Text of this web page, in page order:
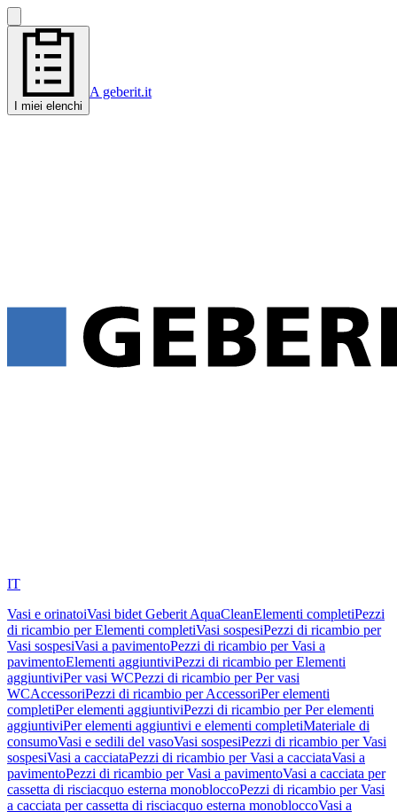
I miei elenchi
A geberit.it
IT
Vasi e orinatoiVasi bidet Geberit AquaCleanElementi completiPezzi
di ricambio per Elementi completiVasi sospesiPezzi di ricambio per
Vasi sospesiVasi a pavimentoPezzi di ricambio per Vasi a
pavimentoElementi aggiuntiviPezzi di ricambio per Elementi
aggiuntiviPer vasi WCPezzi di ricambio per Per vasi
WCAccessoriPezzi di ricambio per AccessoriPer elementi
completiPer elementi aggiuntiviPezzi di ricambio per Per elementi
aggiuntiviPer elementi aggiuntivi e elementi completiMateriale di
consumoVasi e sedili del vasoVasi sospesiPezzi di ricambio per Vasi
sospesiVasi a cacciataPezzi di ricambio per Vasi a cacciataVasi a
pavimentoPezzi di ricambio per Vasi a pavimentoVasi a cacciata per
cassetta di risciacquo esterna monobloccoPezzi di ricambio per Vasi
a cacciata per cassetta di risciacquo esterna monobloccoVasi a